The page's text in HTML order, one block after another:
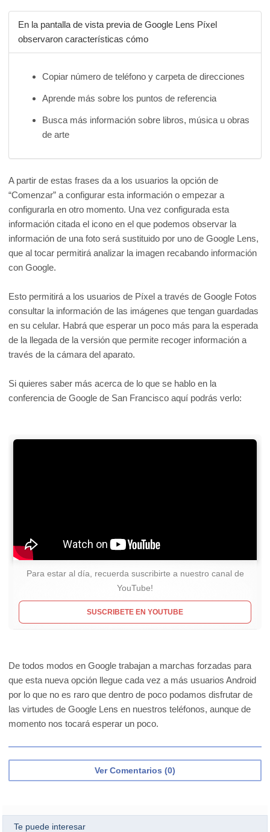
En la pantalla de vista previa de Google Lens Píxel
observaron características cómo
Copiar número de teléfono y carpeta de direcciones
Aprende más sobre los puntos de referencia
Busca más información sobre libros, música u obras
de arte
A partir de estas frases da a los usuarios la opción de
“Comenzar” a configurar esta información o empezar a
configurarla en otro momento. Una vez configurada esta
información citada el icono en el que podemos observar la
información de una foto será sustituido por uno de Google Lens,
que al tocar permitirá analizar la imagen recabando información
con Google.
Esto permitirá a los usuarios de Píxel a través de Google Fotos
consultar la información de las imágenes que tengan guardadas
en su celular. Habrá que esperar un poco más para la esperada
de la llegada de la versión que permite recoger información a
través de la cámara del aparato.
Si quieres saber más acerca de lo que se hablo en la
conferencia de Google de San Francisco aquí podrás verlo:
Para estar al día, recuerda suscribirte a nuestro canal de
YouTube!
SUSCRIBETE EN YOUTUBE
De todos modos en Google trabajan a marchas forzadas para
que esta nueva opción llegue cada vez a más usuarios Android
por lo que no es raro que dentro de poco podamos disfrutar de
las virtudes de Google Lens en nuestros teléfonos, aunque de
momento nos tocará esperar un poco.
Ver Comentarios (0)
Te puede interesar